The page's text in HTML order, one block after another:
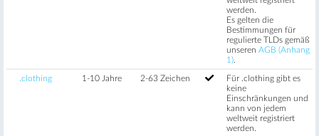
werden.
Es gelten die
Bestimmungen für
regulierte TLDs gemäß
unseren AGB (Anhang
1)
.clothing 1-10 Jahre 2-63 Zeichen
Für .clothing gibt es
keine
Einschränkungen und
kann von jedem
weltweit registriert
werden.